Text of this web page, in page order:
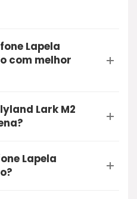
Lapela
com melhor
para
Hollyland Lark M2
garante a qualidade
e a proteção na sua
Lark M2
Lark M2 Duo é
O produto conta com
Lapela